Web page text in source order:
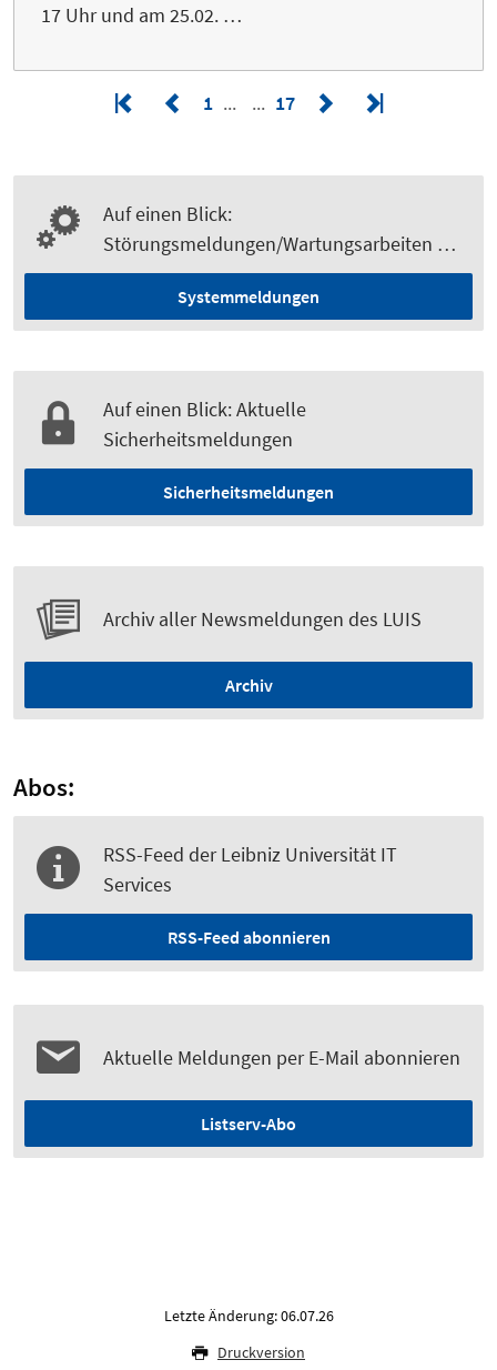
17 Uhr und am 25.02. …
1 17
Auf einen Blick:
Störungsmeldungen/Wartungsarbeiten …
Systemmeldungen
Auf einen Blick: Aktuelle
Sicherheitsmeldungen
Sicherheitsmeldungen
Archiv aller Newsmeldungen des LUIS
Archiv
Abos:
RSS-Feed der Leibniz Universität IT
Services
RSS-Feed abonnieren
Aktuelle Meldungen per E-Mail abonnieren
Listserv-Abo
Letzte Änderung: 06.07.26
Druckversion